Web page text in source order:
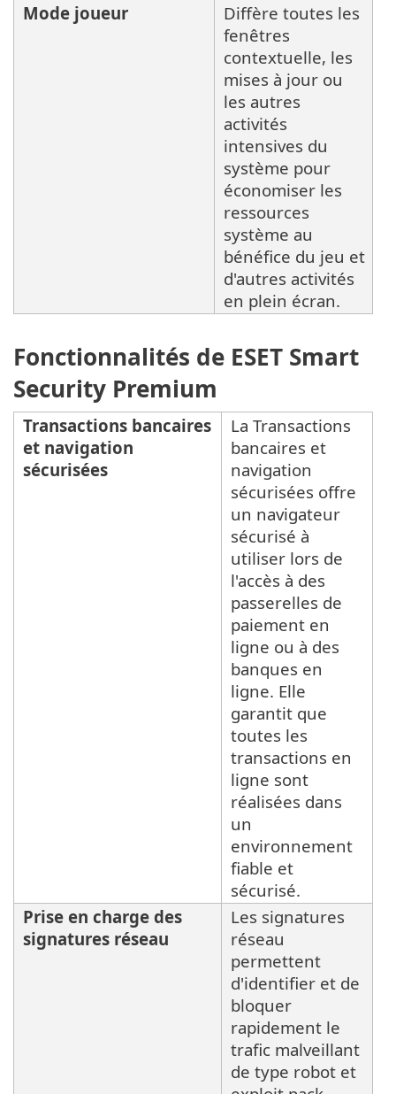
Mode joueur
Diffère toutes les
fenêtres
contextuelle, les
mises à jour ou
les autres
activités
intensives du
système pour
économiser les
ressources
système au
bénéfice du jeu et
d'autres activités
en plein écran.
Fonctionnalités de ESET Smart
Security Premium
Transactions bancaires
et navigation
sécurisées
La Transactions
bancaires et
navigation
sécurisées offre
un navigateur
sécurisé à
utiliser lors de
l'accès à des
passerelles de
paiement en
ligne ou à des
banques en
ligne. Elle
garantit que
toutes les
transactions en
ligne sont
réalisées dans
un
environnement
fiable et
sécurisé.
Prise en charge des
signatures réseau
Les signatures
réseau
permettent
d'identifier et de
bloquer
rapidement le
trafic malveillant
de type robot et